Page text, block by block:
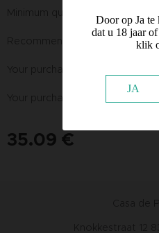
Door op Ja te
dat u 18 jaar
klik
JA
Recommended retail price incl.
35.09 €